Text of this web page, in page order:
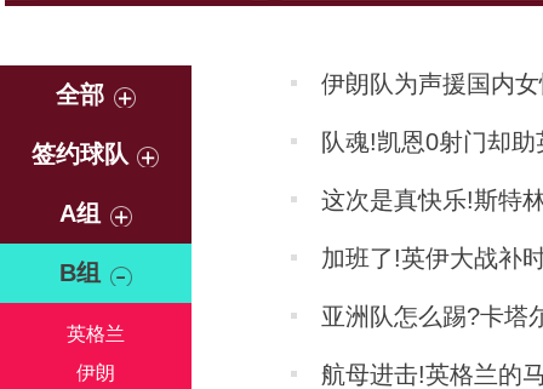
全部
签约球队
A组
B组
英格兰
伊朗
伊朗队为声援国内
队魂!凯恩0射门却
这次是真快乐!斯特
加班了!英伊大战补
亚洲队怎么踢?卡塔
航母进击!英格兰的